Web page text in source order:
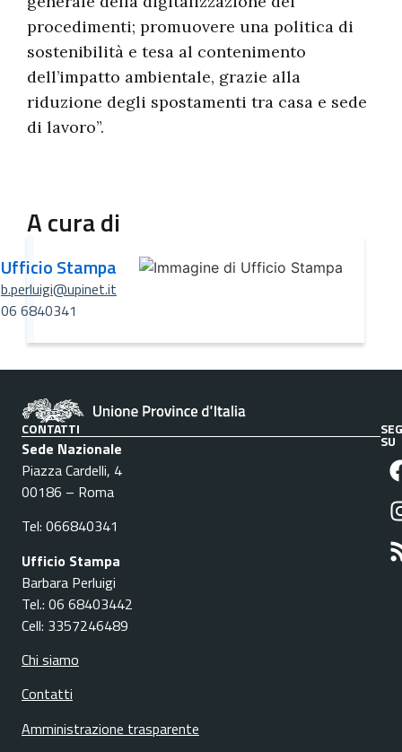
procedimenti; promuovere una politica di
sostenibilità e tesa al contenimento
dell’impatto ambientale, grazie alla
riduzione degli spostamenti tra casa e sede
di lavoro”.
A cura di
Ufficio Stampa
b.perluigi@upinet.it
06 6840341
CONTATTI
Sede Nazionale
Piazza Cardelli, 4
00186 – Roma
Tel: 066840341
Ufficio Stampa
Barbara Perluigi
Tel.: 06 68403442
Cell: 3357246489
Chi siamo
Contatti
Amministrazione trasparente
SU